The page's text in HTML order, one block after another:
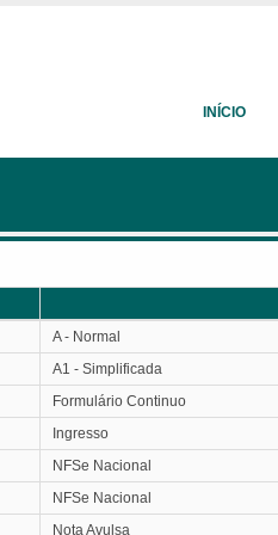
INÍCIO
A - Normal
A1 - Simplificada
Formulário Continuo
Ingresso
NFSe Nacional
NFSe Nacional
Nota Avulsa